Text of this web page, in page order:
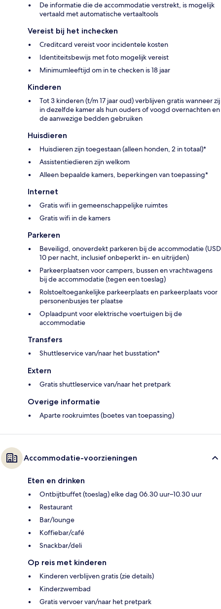
De informatie die de accommodatie verstrekt, is mogelijk
vertaald met automatische vertaaltools
Vereist bij het inchecken
Creditcard vereist voor incidentele kosten
Identiteitsbewijs met foto mogelijk vereist
Minimumleeftijd om in te checken is 18 jaar
Kinderen
Tot 3 kinderen (t/m 17 jaar oud) verblijven gratis wanneer zij
in dezelfde kamer als hun ouders of voogd overnachten en
de aanwezige bedden gebruiken
Huisdieren
Huisdieren zijn toegestaan (alleen honden, 2 in totaal)*
Assistentiedieren zijn welkom
Alleen bepaalde kamers, beperkingen van toepassing*
Internet
Gratis wifi in gemeenschappelijke ruimtes
Gratis wifi in de kamers
Parkeren
Beveiligd, onoverdekt parkeren bij de accommodatie (USD
10 per nacht, inclusief onbeperkt in- en uitrijden)
Parkeerplaatsen voor campers, bussen en vrachtwagens
bij de accommodatie (tegen een toeslag)
Rolstoeltoegankelijke parkeerplaats en parkeerplaats voor
personenbusjes ter plaatse
Oplaadpunt voor elektrische voertuigen bij de
accommodatie
Transfers
Shuttleservice van/naar het busstation*
Extern
Gratis shuttleservice van/naar het pretpark
Overige informatie
Aparte rookruimtes (boetes van toepassing)
Accommodatie-voorzieningen
Eten en drinken
Ontbijtbuffet (toeslag) elke dag 06.30 uur–10.30 uur
Restaurant
Bar/lounge
Koffiebar/café
Snackbar/deli
Op reis met kinderen
Kinderen verblijven gratis (zie details)
Kinderzwembad
Gratis vervoer van/naar het pretpark